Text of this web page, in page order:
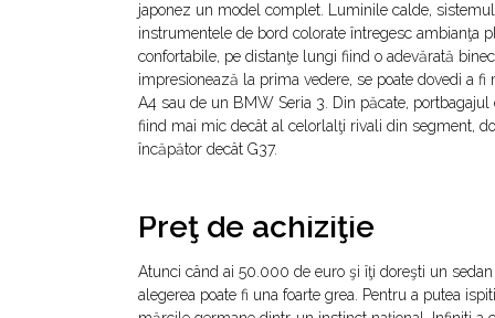
japonez un model complet. Luminile calde,
instrumentele de bord colorate întregesc ambianţa
confortabile, pe distanţe lungi fiind o adevărată
impresionează la prima vedere, se poate dovedi a
A4 sau de un BMW Seria 3. Din păcate,
fiind mai mic decât al celorlalţi rivali din segment,
încăpător decât G37.
Preţ de achiziţie
Atunci când ai 50.000 de euro şi îţi doreşti un
alegerea poate fi una foarte grea. Pentru a putea